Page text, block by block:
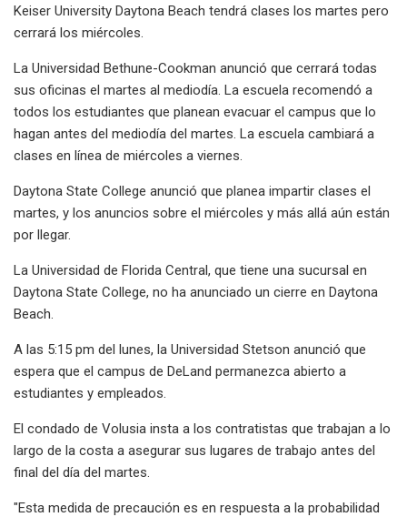
Keiser University Daytona Beach tendrá clases los martes pero
cerrará los miércoles.
La Universidad Bethune-Cookman anunció que cerrará todas
sus oficinas el martes al mediodía. La escuela recomendó a
todos los estudiantes que planean evacuar el campus que lo
hagan antes del mediodía del martes. La escuela cambiará a
clases en línea de miércoles a viernes.
Daytona State College anunció que planea impartir clases el
martes, y los anuncios sobre el miércoles y más allá aún están
por llegar.
La Universidad de Florida Central, que tiene una sucursal en
Daytona State College, no ha anunciado un cierre en Daytona
Beach.
A las 5:15 pm del lunes, la Universidad Stetson anunció que
espera que el campus de DeLand permanezca abierto a
estudiantes y empleados.
El condado de Volusia insta a los contratistas que trabajan a lo
largo de la costa a asegurar sus lugares de trabajo antes del
final del día del martes.
"Esta medida de precaución es en respuesta a la probabilidad